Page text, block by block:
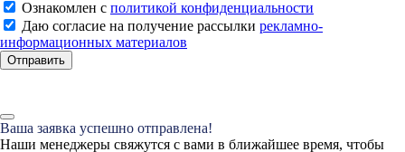
Ознакомлен с политикой конфиденциальности
Даю согласие на получение рассылки рекламно-
информационных материалов
Отправить
Ваша заявка успешно отправлена!
Наши менеджеры свяжутся с вами в ближайшее время, чтобы